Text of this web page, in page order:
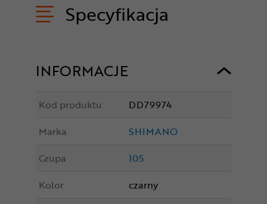
Specyfikacja
INFORMACJE
Kod produktu
DD79974
Marka
SHIMANO
Grupa
105
Kolor
czarny